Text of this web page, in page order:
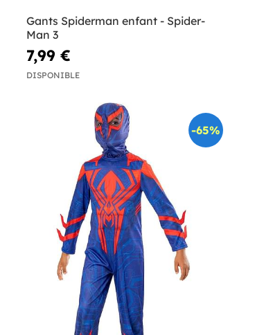
Gants Spiderman enfant - Spider-
Man 3
7,99 €
DISPONIBLE
-65%